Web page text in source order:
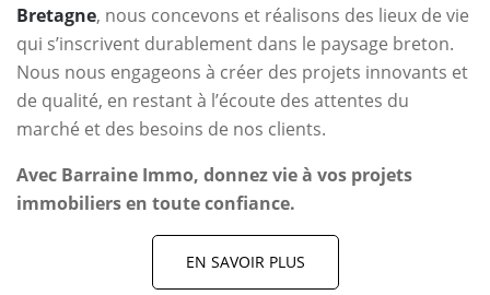
Bretagne, nous concevons et réalisons des lieux de vie
qui s’inscrivent durablement dans le paysage breton.
Nous nous engageons à créer des projets innovants et
de qualité, en restant à l’écoute des attentes du
marché et des besoins de nos clients.
Avec Barraine Immo, donnez vie à vos projets
immobiliers en toute confiance.
EN SAVOIR PLUS